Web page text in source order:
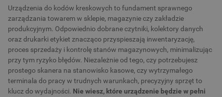
Urządzenia do kodów kreskowych to fundament sprawnego
zarządzania towarem w sklepie, magazynie czy zakładzie
produkcyjnym. Odpowiednio dobrane czytniki, kolektory danych
oraz drukarki etykiet znacząco przyspieszają inwentaryzację,
proces sprzedaży i kontrolę stanów magazynowych, minimalizując
przy tym ryzyko błędów. Niezależnie od tego, czy potrzebujesz
prostego skanera na stanowisko kasowe, czy wytrzymałego
terminala do pracy w trudnych warunkach, precyzyjny sprzęt to
klucz do wydajności. Nie wiesz, które urządzenie będzie w pełni